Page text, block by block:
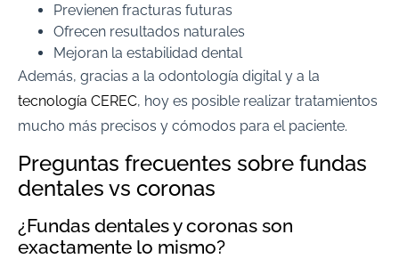
Previenen fracturas futuras
Ofrecen resultados naturales
Mejoran la estabilidad dental
Además, gracias a la odontología digital y a la
tecnología CEREC, hoy es posible realizar tratamientos
mucho más precisos y cómodos para el paciente.
Preguntas frecuentes sobre fundas
dentales vs coronas
¿Fundas dentales y coronas son
exactamente lo mismo?